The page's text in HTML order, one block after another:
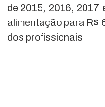
de 2015, 2016, 2017
alimentação para R$
dos profissionais.